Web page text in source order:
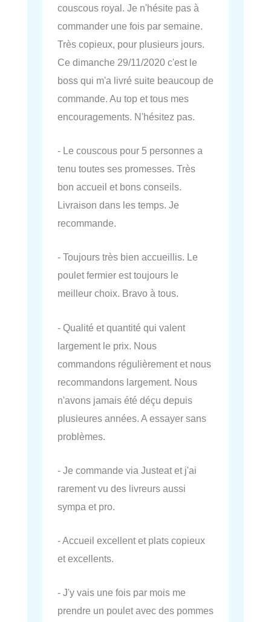
couscous royal. Je n'hésite pas à
commander une fois par semaine.
Très copieux, pour plusieurs jours.
Ce dimanche 29/11/2020 c'est le
boss qui m'a livré suite beaucoup de
commande. Au top et tous mes
encouragements. N'hésitez pas.
- Le couscous pour 5 personnes a
tenu toutes ses promesses. Très
bon accueil et bons conseils.
Livraison dans les temps. Je
recommande.
- Toujours très bien accueillis. Le
poulet fermier est toujours le
meilleur choix. Bravo à tous.
- Qualité et quantité qui valent
largement le prix. Nous
commandons régulièrement et nous
recommandons largement. Nous
n'avons jamais été déçu depuis
plusieures années. A essayer sans
problèmes.
- Je commande via Justeat et j'ai
rarement vu des livreurs aussi
sympa et pro.
- Accueil excellent et plats copieux
et excellents.
- J'y vais une fois par mois me
prendre un poulet avec des pommes